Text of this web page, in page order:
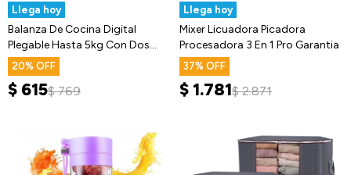
Llega hoy
Balanza De Cocina Digital
Plegable Hasta 5kg Con Dos
Bowls
20
$ 615$ 769
Llega hoy
Mixer Licuadora Picadora
Procesadora 3 En 1 Pro Garantia
37
$ 1.781$ 2.871